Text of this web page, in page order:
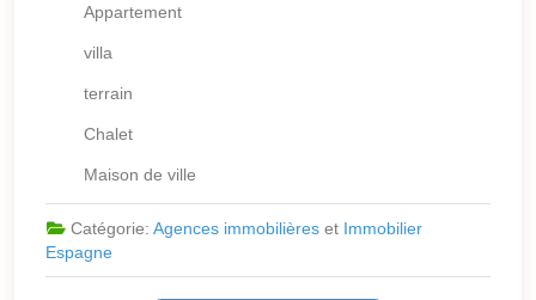
Appartement
villa
terrain
Chalet
Maison de ville
Catégorie: Agences immobilièreset Immobilier
Espagne